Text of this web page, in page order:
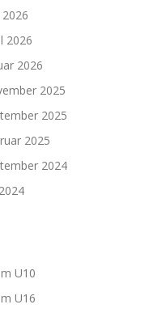
2026
2026
2026
2025
2025
2025
2024
U10
U16